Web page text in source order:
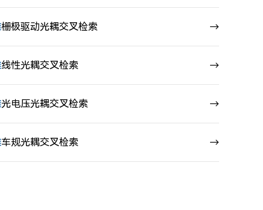
栅极驱动光耦交叉检索 →
线性光耦交叉检索 →
光电压光耦交叉检索 →
车规光耦交叉检索 →